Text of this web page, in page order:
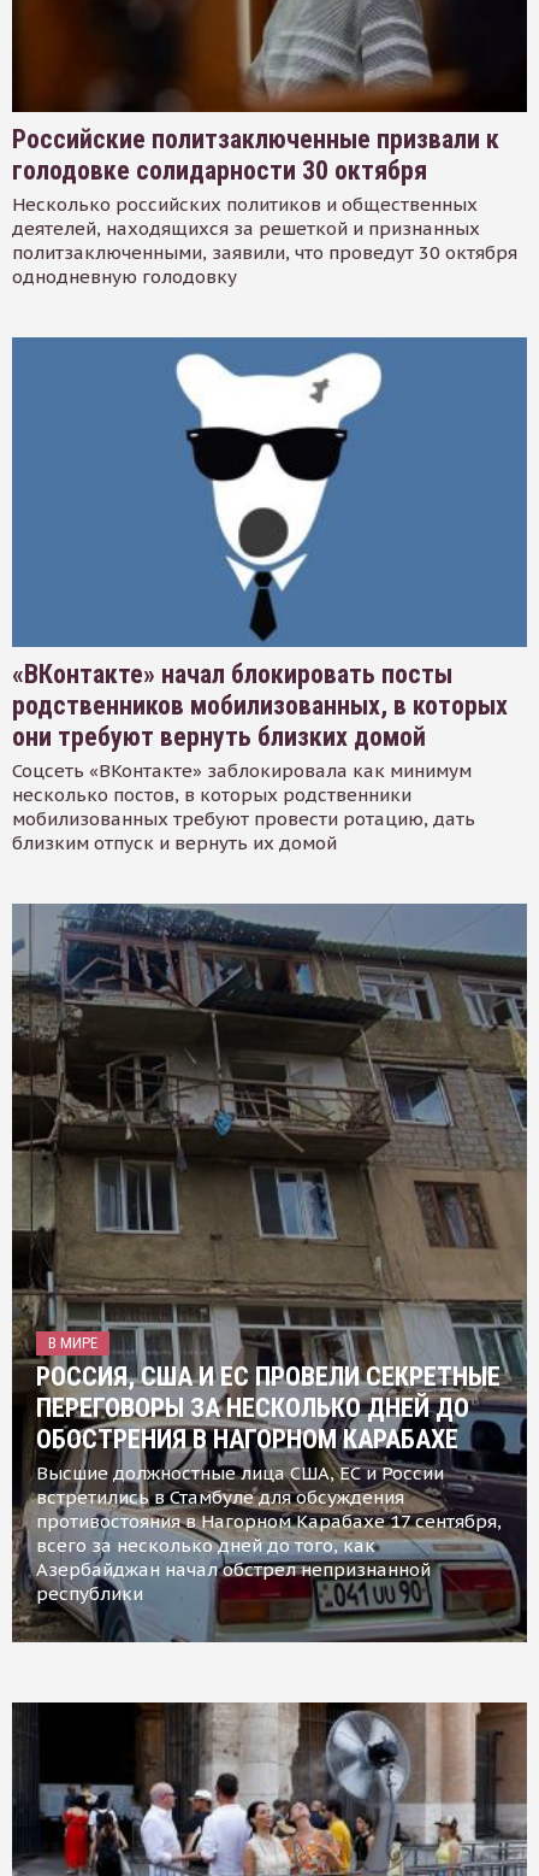
Российские политзаключенные призвали к
голодовке солидарности 30 октября
Несколько российских политиков и общественных
деятелей, находящихся за решеткой и признанных
политзаключенными, заявили, что проведут 30 октября
однодневную голодовку
«ВКонтакте» начал блокировать посты
родственников мобилизованных, в которых
они требуют вернуть близких домой
Соцсеть «ВКонтакте» заблокировала как минимум
несколько постов, в которых родственники
мобилизованных требуют провести ротацию, дать
близким отпуск и вернуть их домой
В МИРЕ
РОССИЯ, США И ЕС ПРОВЕЛИ СЕКРЕТНЫЕ
ПЕРЕГОВОРЫ ЗА НЕСКОЛЬКО ДНЕЙ ДО
ОБОСТРЕНИЯ В НАГОРНОМ КАРАБАХЕ
Высшие должностные лица США, ЕС и России
встретились в Стамбуле для обсуждения
противостояния в Нагорном Карабахе 17 сентября,
всего за несколько дней до того, как
Азербайджан начал обстрел непризнанной
республики